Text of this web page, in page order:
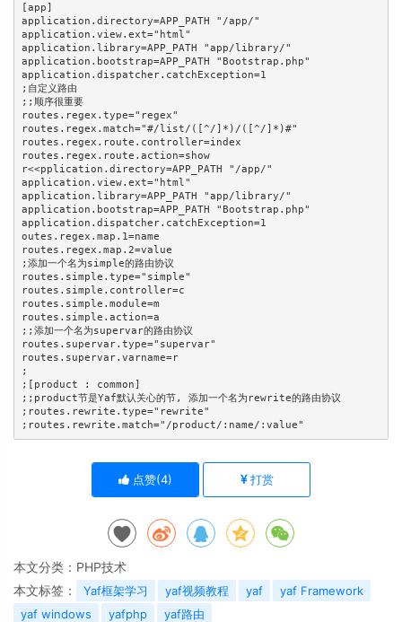
[app]
application.directory=APP_PATH "/app/"
application.view.ext="html"
application.library=APP_PATH "app/library/"
application.bootstrap=APP_PATH "Bootstrap.php"
application.dispatcher.catchException=1
;自定义路由
;;顺序很重要
routes.regex.type="regex"
routes.regex.match="#/list/([^/]*)/([^/]*)#"
routes.regex.route.controller=index
routes.regex.route.action=show
r<<pplication.directory=APP_PATH "/app/"
application.view.ext="html"
application.library=APP_PATH "app/library/"
application.bootstrap=APP_PATH "Bootstrap.php"
application.dispatcher.catchException=1
outes.regex.map.1=name
routes.regex.map.2=value
;添加一个名为simple的路由协议
routes.simple.type="simple"
routes.simple.controller=c
routes.simple.module=m
routes.simple.action=a
;;添加一个名为supervar的路由协议
routes.supervar.type="supervar"
routes.supervar.varname=r
;
;[product : common]
;;product节是Yaf默认关心的节, 添加一个名为rewrite的路由协议
;routes.rewrite.type="rewrite"
点赞(4) 打赏
本文分类： PHP技术
本文标签：
Yaf框架学习 yaf视频教程 yaf
yaf Framework
yaf windows
yafphp yaf路由